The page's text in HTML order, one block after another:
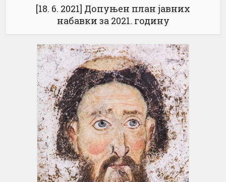
[18. 6. 2021] Допуњен план јавних
набавки за 2021. годину